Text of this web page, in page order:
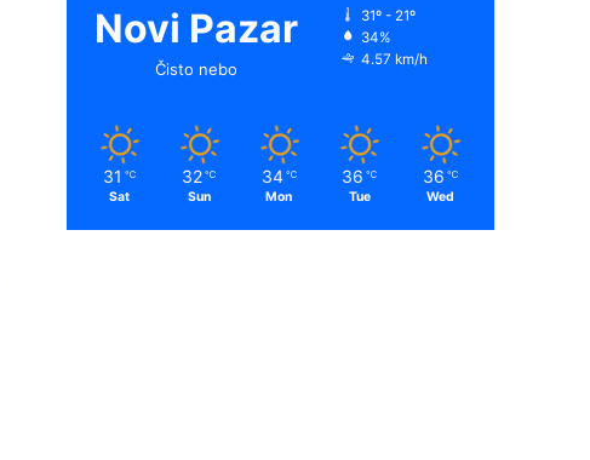
Novi Pazar
Čisto nebo
31º - 21º
34%
4.57 km/h
31 ℃
Sat
32 ℃
Sun
34 ℃
Mon
36 ℃
Tue
36 ℃
Wed